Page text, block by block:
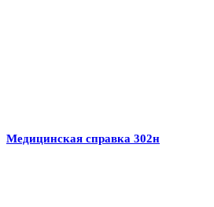
Медицинская справка 302н